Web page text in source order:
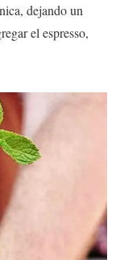
dejando un
el espresso,